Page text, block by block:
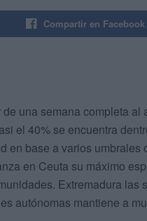
Compartir en Facebook
una semana completa al
el 40% se encuentra
en base a varios umbrales
en Ceuta su máximo
Extremadura las
autónomas mantiene a